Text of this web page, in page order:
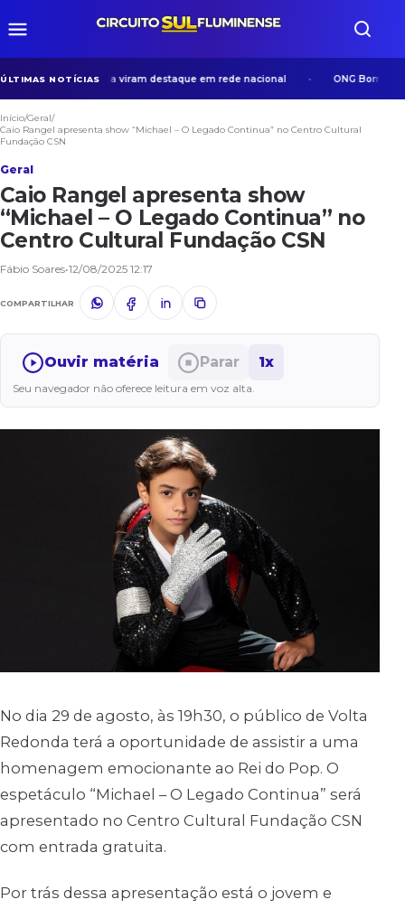
ÚLTIMAS NOTÍCIAS
em Volta Redonda viram destaque em rede nacional ONG Bom
Início/Geral/
Caio Rangel apresenta show “Michael – O Legado Continua” no Centro Cultural
Fundação CSN
Geral
Caio Rangel apresenta show
“Michael – O Legado Continua” no
Centro Cultural Fundação CSN
Fábio Soares•12/08/2025 12:17
COMPARTILHAR
Ouvir matéria Parar 1x
Seu navegador não oferece leitura em voz alta.
No dia 29 de agosto, às 19h30, o público de Volta
Redonda terá a oportunidade de assistir a uma
homenagem emocionante ao Rei do Pop. O
espetáculo “Michael – O Legado Continua” será
apresentado no Centro Cultural Fundação CSN
com entrada gratuita.
Por trás dessa apresentação está o jovem e